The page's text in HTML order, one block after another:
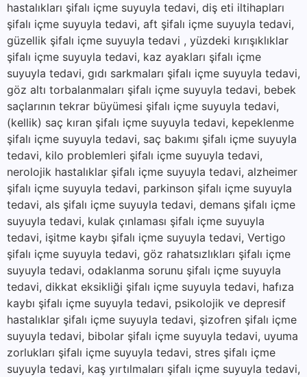
hastalıkları şifalı içme suyuyla tedavi, diş eti iltihapları
şifalı içme suyuyla tedavi, aft şifalı içme suyuyla tedavi,
güzellik şifalı içme suyuyla tedavi , yüzdeki kırışıklıklar
şifalı içme suyuyla tedavi, kaz ayakları şifalı içme
suyuyla tedavi, gıdı sarkmaları şifalı içme suyuyla tedavi,
göz altı torbalanmaları şifalı içme suyuyla tedavi, bebek
saçlarının tekrar büyümesi şifalı içme suyuyla tedavi,
(kellik) saç kıran şifalı içme suyuyla tedavi, kepeklenme
şifalı içme suyuyla tedavi, saç bakımı şifalı içme suyuyla
tedavi, kilo problemleri şifalı içme suyuyla tedavi,
nerolojik hastalıklar şifalı içme suyuyla tedavi, alzheimer
şifalı içme suyuyla tedavi, parkinson şifalı içme suyuyla
tedavi, als şifalı içme suyuyla tedavi, demans şifalı içme
suyuyla tedavi, kulak çınlaması şifalı içme suyuyla
tedavi, işitme kaybı şifalı içme suyuyla tedavi, Vertigo
şifalı içme suyuyla tedavi, göz rahatsızlıkları şifalı içme
suyuyla tedavi, odaklanma sorunu şifalı içme suyuyla
tedavi, dikkat eksikliği şifalı içme suyuyla tedavi, hafıza
kaybı şifalı içme suyuyla tedavi, psikolojik ve depresif
hastalıklar şifalı içme suyuyla tedavi, şizofren şifalı içme
suyuyla tedavi, bibolar şifalı içme suyuyla tedavi, uyuma
zorlukları şifalı içme suyuyla tedavi, stres şifalı içme
suyuyla tedavi, kaş yırtılmaları şifalı içme suyuyla tedavi,